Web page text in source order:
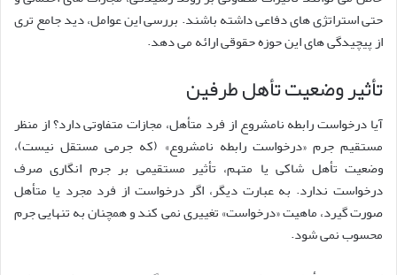
حتی استراتژی های دفاعی داشته باشند. بررسی این عوامل، دید جامع تری
از پیچیدگی های این حوزه حقوقی ارائه می دهد.
تأثیر وضعیت تأهل طرفین
آیا درخواست رابطه نامشروع از فرد متأهل، مجازات متفاوتی دارد؟ از منظر
مستقیم جرم «درخواست رابطه نامشروع» (که جرمی مستقل نیست)،
وضعیت تأهل شاکی یا متهم، تأثیر مستقیمی بر جرم انگاری صرف
درخواست ندارد. به عبارت دیگر، اگر درخواست از فرد مجرد یا متأهل
صورت گیرد، ماهیت «درخواست» تغییری نمی کند و همچنان به تنهایی جرم
محسوب نمی شود.